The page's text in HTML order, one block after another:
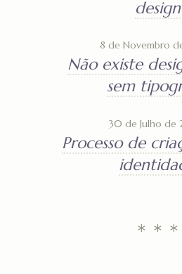
design
8 de Novembro
Não existe
sem
30 de Julho de
Processo de
* * *